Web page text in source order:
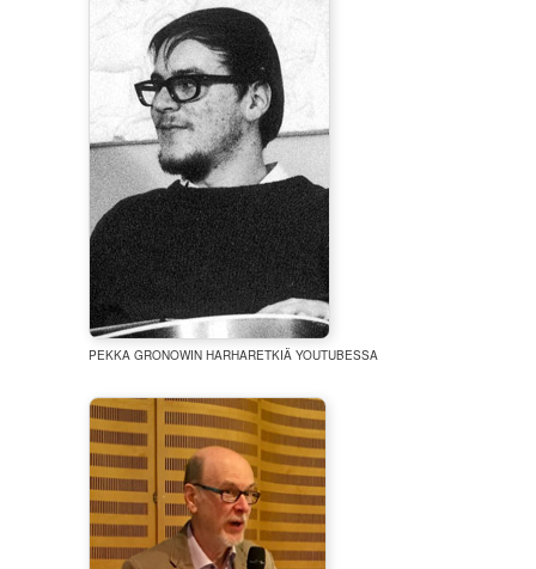
PEKKA GRONOWIN HARHARETKIÄ YOUTUBESSA